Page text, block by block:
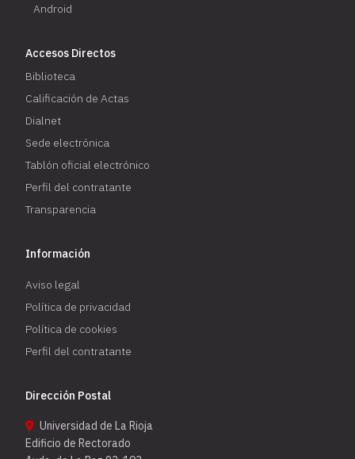
Android
Accesos Directos
Biblioteca
Calificación de Actas
Dialnet
Sede electrónica
Tablón oficial electrónico
Perfil del contratante
Transparencia
Información
Aviso legal
Política de privacidad
Política de cookies
Perfil del contratante
Dirección Postal
Universidad de La Rioja
Edificio de Rectorado